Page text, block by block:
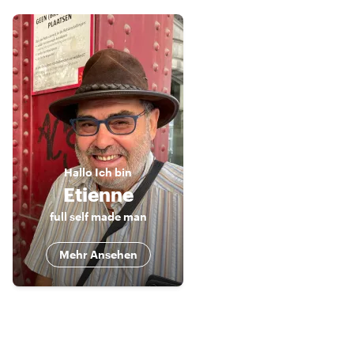
HalloIch bin
Etienne
full self made man
Mehr Ansehen